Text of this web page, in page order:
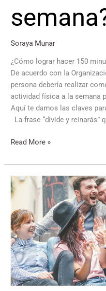
Soraya Munar
¿Cómo lograr hacer 150
De acuerdo con la
persona debería realizar
actividad física a la semana
Aquí te damos las claves
La frase “divide y reinarás”
Read More »
Reír:
5
efectos
positivos
de
hacerlo